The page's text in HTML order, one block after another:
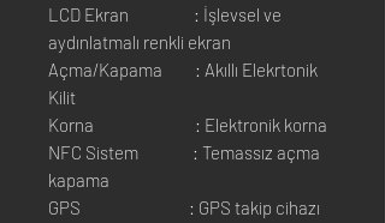
LCD Ekran : İşlevsel ve
aydınlatmalı renkli ekran
Açma/Kapama : Akıllı Elekrtonik
Kilit
Korna : Elektronik korna
NFC Sistem : Temassız açma
kapama
GPS : GPS takip cihazı